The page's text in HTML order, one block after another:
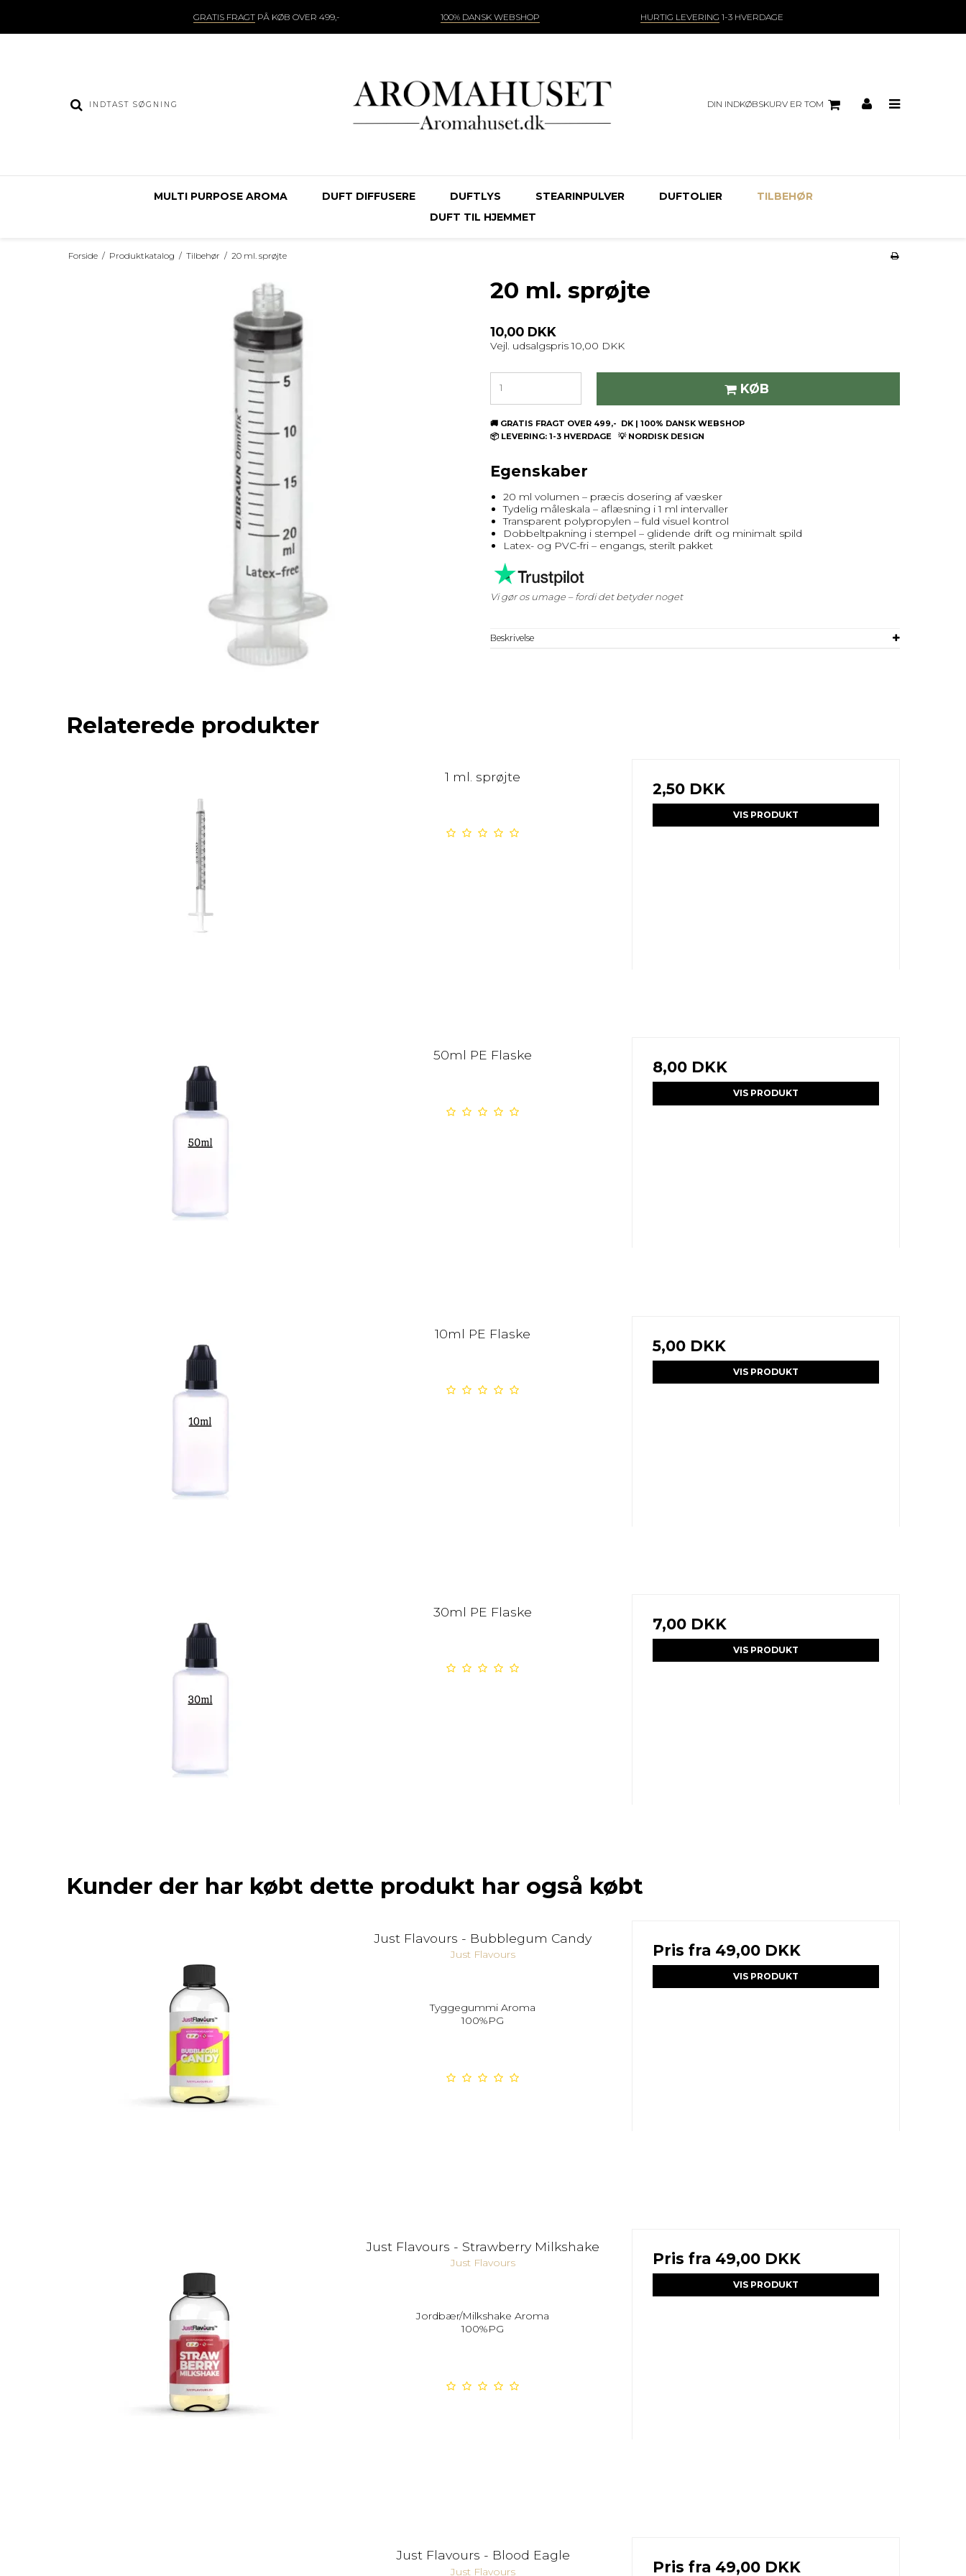
GRATIS FRAGTPÅ KØB OVER 499,- 100% DANSK WEBSHOP HURTIG LEVERING 1-3 HVERDAGE
DIN INDKØBSKURV ER TOM
MULTI PURPOSE AROMA DUFT DIFFUSERE DUFTLYS STEARINPULVER DUFTOLIER
TILBEHØR
DUFT TIL HJEMMET
Forside / Produktkatalog / Tilbehør / 20 ml. sprøjte
20 ml. sprøjte
10,00 DKK
Vejl. udsalgspris 10,00 DKK
KØB
🚚 GRATIS FRAGT OVER 499,- DK | 100% DANSK WEBSHOP
📦 LEVERING: 1-3 HVERDAGE 💡 NORDISK DESIGN
Egenskaber
20 ml volumen – præcis dosering af væsker
Tydelig måleskala – aflæsning i 1 ml intervaller
Transparent polypropylen – fuld visuel kontrol
Dobbeltpakning i stempel – glidende drift og minimalt spild
Latex- og PVC-fri – engangs, sterilt pakket
Vi gør os umage – fordi det betyder noget
Beskrivelse
Relaterede produkter
1 ml. sprøjte
2,50 DKK
VIS PRODUKT
50ml PE Flaske
8,00 DKK
VIS PRODUKT
10ml PE Flaske
5,00 DKK
VIS PRODUKT
30ml PE Flaske
7,00 DKK
VIS PRODUKT
Kunder der har købt dette produkt har også købt
Just Flavours - Bubblegum Candy
Just Flavours
Tyggegummi Aroma
100%PG
Pris fra 49,00 DKK
VIS PRODUKT
Just Flavours - Strawberry Milkshake
Just Flavours
Jordbær/Milkshake Aroma
100%PG
Pris fra 49,00 DKK
VIS PRODUKT
Just Flavours - Blood Eagle
Just Flavours Pris fra 49,00 DKK